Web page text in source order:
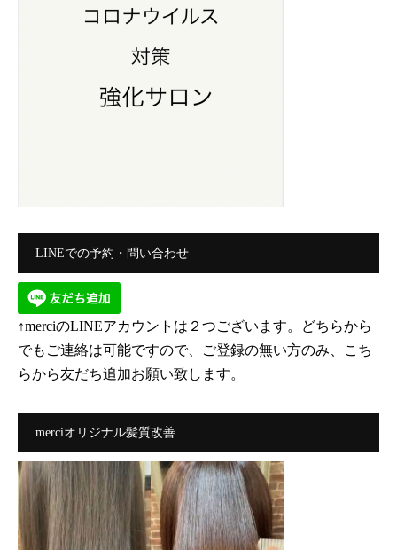
LINEでの予約・問い合わせ
↑merciのLINEアカウントは２つございます。どちらから
でもご連絡は可能ですので、ご登録の無い方のみ、こち
らから友だち追加お願い致します。
merciオリジナル髪質改善